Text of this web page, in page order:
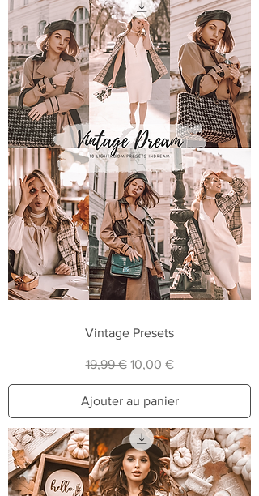
Vintage Presets
Prix original
19,99 € Prix promotionnel
10,00 €
Ajouter au panier